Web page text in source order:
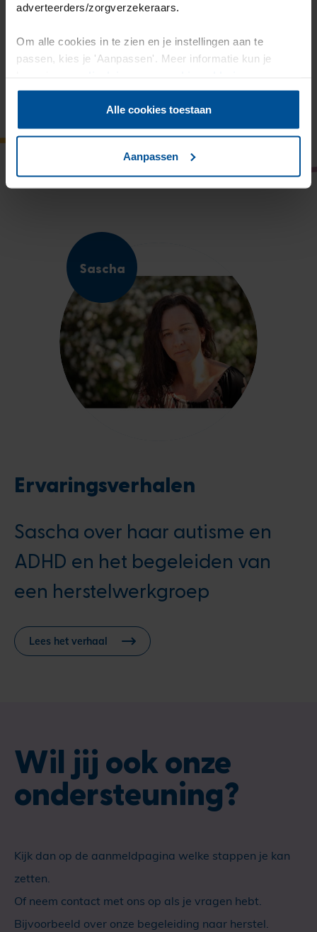
adverteerders/zorgverzekeraars.
Om alle cookies in te zien en je instellingen aan te
passen, kies je 'Aanpassen'. Meer informatie kun je
Alle cookies toestaan
Aanpassen
participatiemogelijkheden
Sascha
Ervaringsverhalen
Sascha over haar autisme en
ADHD en het begeleiden van
een herstelwerkgroep
Lees het verhaal
Wil jij ook onze
ondersteuning?
Kijk dan op de aanmeldpagina welke stappen je kan
zetten.
Of neem contact met ons op als je vragen hebt.
Bijvoorbeeld over onze begeleiding naar herstel.